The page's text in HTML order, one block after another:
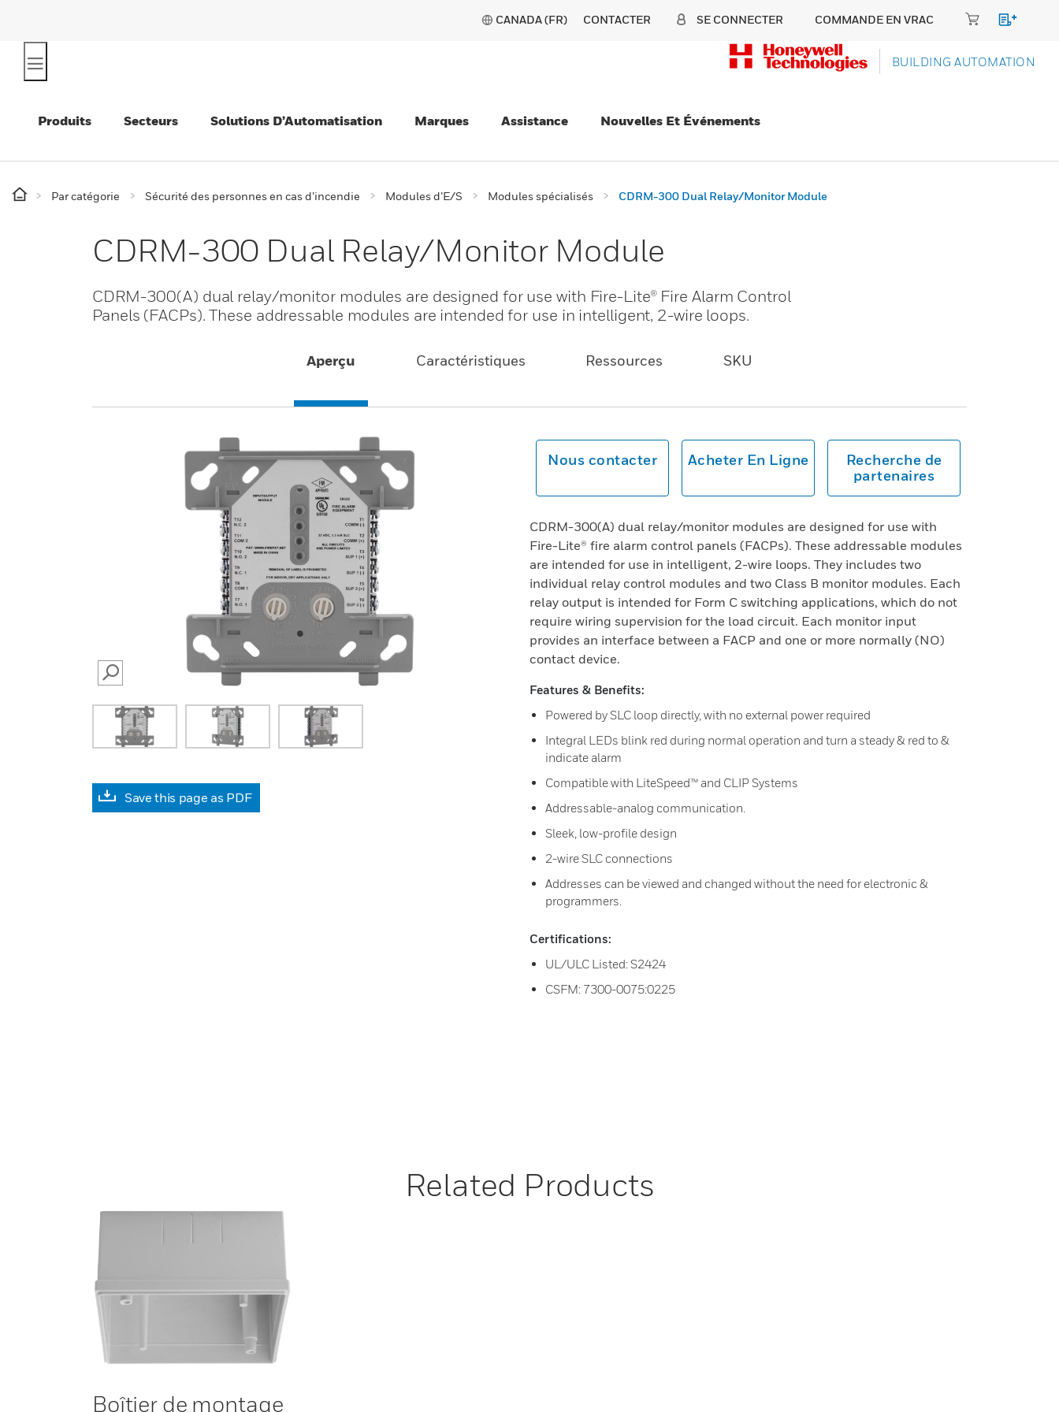
CANADA (FR) CONTACTER SE CONNECTER COMMANDE EN VRAC
BUILDING AUTOMATION
Produits Secteurs Solutions D’Automatisation Marques Assistance Nouvelles Et Événements
Par catégorie Sécurité des personnes en cas d’incendie Modules d’E/S Modules spécialisés CDRM-300 Dual Relay/Monitor Module
CDRM-300 Dual Relay/Monitor Module
CDRM-300(A) dual relay/monitor modules are designed for use with Fire-Lite® Fire Alarm Control
Panels (FACPs). These addressable modules are intended for use in intelligent, 2-wire loops.
Aperçu Caractéristiques Ressources SKU
SEARCH
Save this page as PDF
Nous contacter Acheter En Ligne
Recherche de
partenaires
CDRM-300(A) dual relay/monitor modules are designed for use with
Fire-Lite® fire alarm control panels (FACPs). These addressable modules
are intended for use in intelligent, 2-wire loops. They includes two
individual relay control modules and two Class B monitor modules. Each
relay output is intended for Form C switching applications, which do not
require wiring supervision for the load circuit. Each monitor input
provides an interface between a FACP and one or more normally (NO)
contact device.
Features & Benefits:
Powered by SLC loop directly, with no external power required
Integral LEDs blink red during normal operation and turn a steady & red to &
indicate alarm
Compatible with LiteSpeed™ and CLIP Systems
Addressable-analog communication.
Sleek, low-profile design
2-wire SLC connections
Addresses can be viewed and changed without the need for electronic &
programmers.
Certifications:
UL/ULC Listed: S2424
CSFM: 7300-0075:0225
Related Products
Boîtier de montage